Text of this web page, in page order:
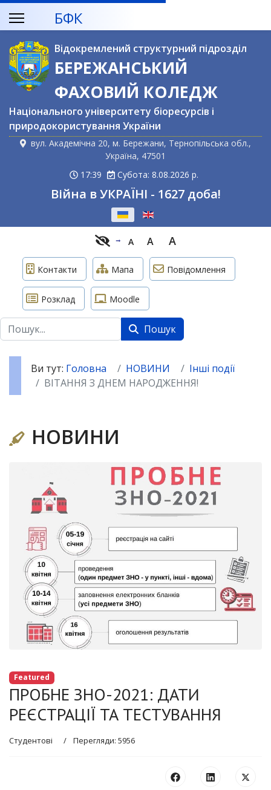
БФК
Відокремлений структурний підрозділ
БЕРЕЖАНСЬКИЙ
ФАХОВИЙ КОЛЕДЖ
Національного університету біоресурсів і
природокористування України
вул. Академічна 20, м. Бережани, Тернопільська обл.,
Україна, 47501
17:39
Субота: 8.08.2026 р.
Війна в УКРАЇНІ - 1627 доба!
A A A
Контакти Мапа Повідомлення
Розклад Moodle
Пошук Пошук
Ви тут: Головна НОВИНИ
Інші події
ВІТАННЯ З ДНЕМ НАРОДЖЕННЯ!
НОВИНИ
Featured
ПРОБНЕ ЗНО-2021: ДАТИ
РЕЄСТРАЦІЇ ТА ТЕСТУВАННЯ
Студентові Перегляди: 5956